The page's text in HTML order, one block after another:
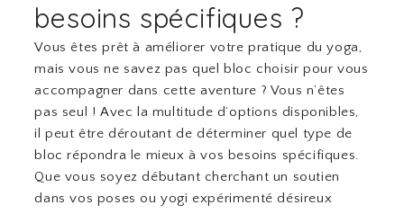
besoins spécifiques ?
Vous êtes prêt à améliorer votre pratique du yoga,
mais vous ne savez pas quel bloc choisir pour vous
accompagner dans cette aventure ? Vous n’êtes
pas seul ! Avec la multitude d’options disponibles,
il peut être déroutant de déterminer quel type de
bloc répondra le mieux à vos besoins spécifiques.
Que vous soyez débutant cherchant un soutien
dans vos poses ou yogi expérimenté désireux